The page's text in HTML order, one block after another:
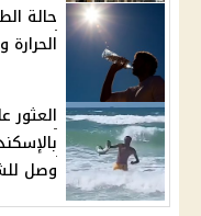
حالة
الحرارة
وصل